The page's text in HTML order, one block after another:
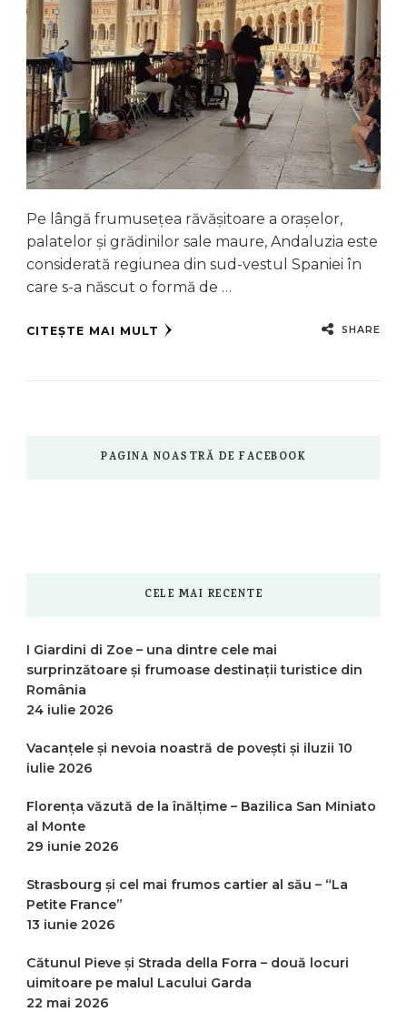
Pe lângă frumusețea răvășitoare a orașelor,
palatelor și grădinilor sale maure, Andaluzia este
considerată regiunea din sud-vestul Spaniei în
care s-a născut o formă de …
CITEȘTE MAI MULT SHARE
PAGINA NOASTRĂ DE FACEBOOK
CELE MAI RECENTE
I Giardini di Zoe – una dintre cele mai
surprinzătoare și frumoase destinații turistice din
România
24 iulie 2026
Vacanțele și nevoia noastră de povești și iluzii 10
iulie 2026
Florența văzută de la înălțime – Bazilica San Miniato
al Monte
29 iunie 2026
Strasbourg și cel mai frumos cartier al său – “La
Petite France”
13 iunie 2026
Cătunul Pieve și Strada della Forra – două locuri
uimitoare pe malul Lacului Garda
22 mai 2026